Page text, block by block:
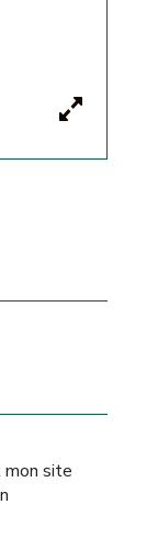
mon site